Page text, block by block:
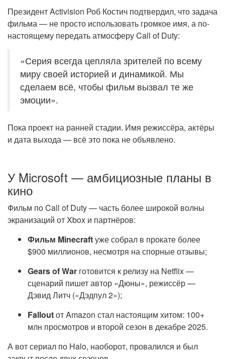
Президент Activision Роб Костич подтвердил, что задача
фильма — не просто использовать громкое имя, а по-
настоящему передать атмосферу Call of Duty:
«Серия всегда цепляла зрителей по всему
миру своей историей и динамикой. Мы
сделаем всё, чтобы фильм вызвал те же
эмоции».
Пока проект на ранней стадии. Имя режиссёра, актёры
и дата выхода — всё это пока не объявлено.
У Microsoft — амбициозные планы в
кино
Фильм по Call of Duty — часть более широкой волны
экранизаций от Xbox и партнёров:
Фильм Minecraftуже собрал в прокате более
$900 миллионов, несмотря на спорные отзывы;
Gears of War готовится к релизу на Netflix —
сценарий пишет автор «Дюны», режиссёр —
Дэвид Литч («Дэдпул 2»);
Falloutот Amazon стал настоящим хитом: 100+
млн просмотров и второй сезон в декабре 2025.
А вот сериал по Halo, наоборот, провалился и был